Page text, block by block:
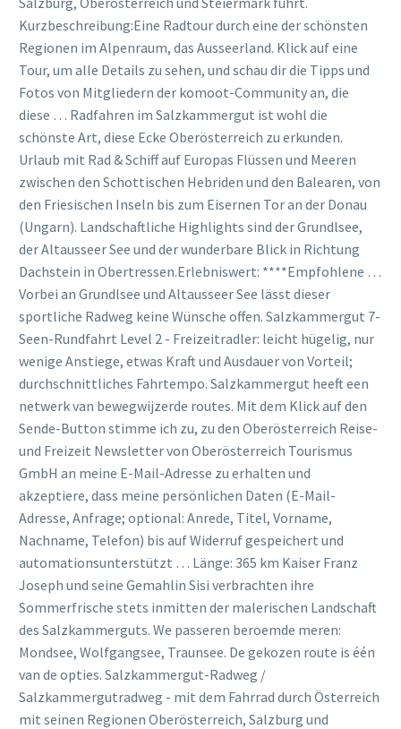
Kurzbeschreibung:Eine Radtour durch eine der schönsten
Regionen im Alpenraum, das Ausseerland. Klick auf eine
Tour, um alle Details zu sehen, und schau dir die Tipps und
Fotos von Mitgliedern der komoot-Community an, die
diese … Radfahren im Salzkammergut ist wohl die
schönste Art, diese Ecke Oberösterreich zu erkunden.
Urlaub mit Rad & Schiff auf Europas Flüssen und Meeren
zwischen den Schottischen Hebriden und den Balearen, von
den Friesischen Inseln bis zum Eisernen Tor an der Donau
(Ungarn). Landschaftliche Highlights sind der Grundlsee,
der Altausseer See und der wunderbare Blick in Richtung
Dachstein in Obertressen.Erlebniswert: ****Empfohlene …
Vorbei an Grundlsee und Altausseer See lässt dieser
sportliche Radweg keine Wünsche offen. Salzkammergut 7-
Seen-Rundfahrt Level 2 - Freizeitradler: leicht hügelig, nur
wenige Anstiege, etwas Kraft und Ausdauer von Vorteil;
durchschnittliches Fahrtempo. Salzkammergut heeft een
netwerk van bewegwijzerde routes. Mit dem Klick auf den
Sende-Button stimme ich zu, zu den Oberösterreich Reise-
und Freizeit Newsletter von Oberösterreich Tourismus
GmbH an meine E-Mail-Adresse zu erhalten und
akzeptiere, dass meine persönlichen Daten (E-Mail-
Adresse, Anfrage; optional: Anrede, Titel, Vorname,
Nachname, Telefon) bis auf Widerruf gespeichert und
automationsunterstützt … Länge: 365 km Kaiser Franz
Joseph und seine Gemahlin Sisi verbrachten ihre
Sommerfrische stets inmitten der malerischen Landschaft
des Salzkammerguts. We passeren beroemde meren:
Mondsee, Wolfgangsee, Traunsee. De gekozen route is één
van de opties. Salzkammergut-Radweg /
Salzkammergutradweg - mit dem Fahrrad durch Österreich
mit seinen Regionen Oberösterreich, Salzburg und